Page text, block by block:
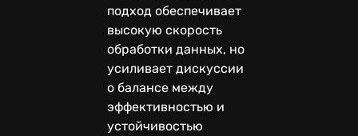
подход обеспечивает
высокую скорость
обработки данных, но
усиливает дискуссии
о балансе между
эффективностью и
устойчивостью